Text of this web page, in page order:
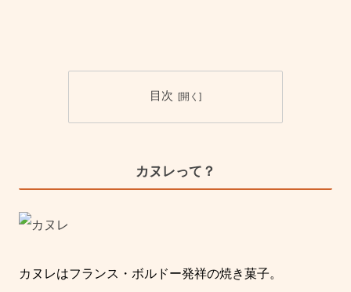
目次
カヌレって？
カヌレはフランス・ボルドー発祥の焼き菓子。